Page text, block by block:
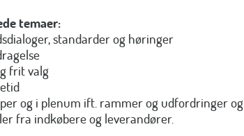
temaer:
standarder og høringer
frit valg
og i plenum ift. rammer og udfordringer og
fra indkøbere og leverandører.